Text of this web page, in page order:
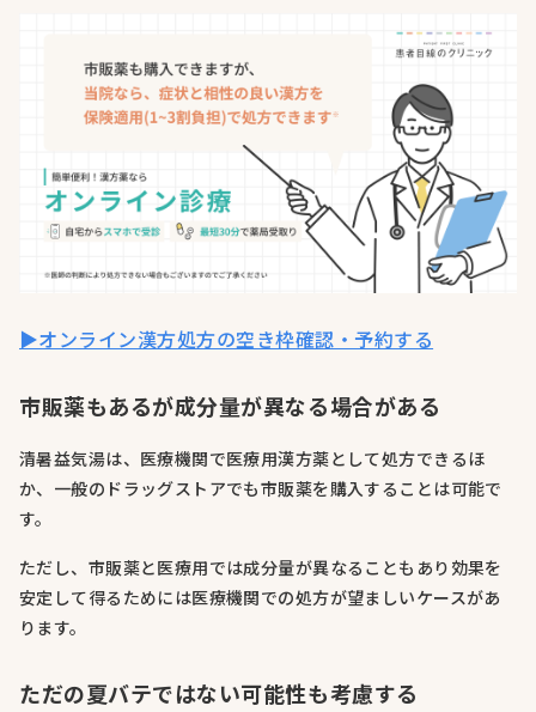
▶オンライン漢方処方の空き枠確認・予約する
市販薬もあるが成分量が異なる場合がある
清暑益気湯は、医療機関で医療用漢方薬として処方できるほ
か、一般のドラッグストアでも市販薬を購入することは可能で
す。
ただし、市販薬と医療用では成分量が異なることもあり効果を
安定して得るためには医療機関での処方が望ましいケースがあ
ります。
ただの夏バテではない可能性も考慮する